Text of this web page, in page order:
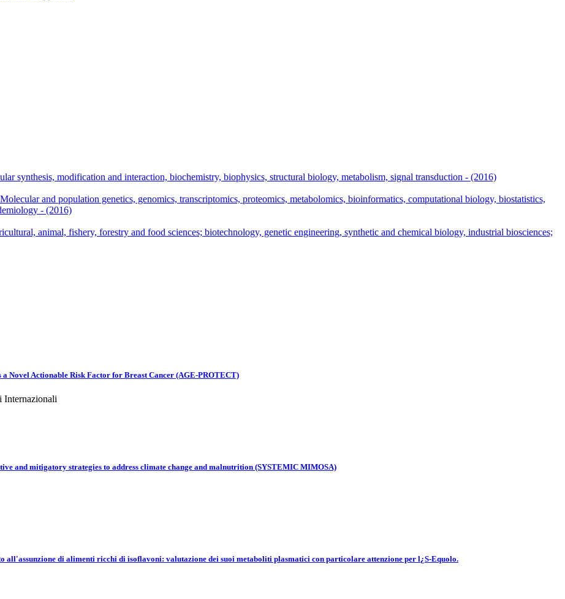
synthesis, modification and interaction, biochemistry, biophysics, structural biology, metabolism, signal transduction - (2016)
and population genetics, genomics, transcriptomics, proteomics, metabolomics, bioinformatics, computational biology, biostatistics,
- (2016)
animal, fishery, forestry and food sciences; biotechnology, genetic engineering, synthetic and chemical biology, industrial biosciences;
Novel Actionable Risk Factor for Breast Cancer (AGE-PROTECT)
Internazionali
and mitigatory strategies to address climate change and malnutrition (SYSTEMIC MIMOSA)
all'assunzione di alimenti ricchi di isoflavoni: valutazione dei suoi metaboliti plasmatici con particolare attenzione per l¿S-Equolo.